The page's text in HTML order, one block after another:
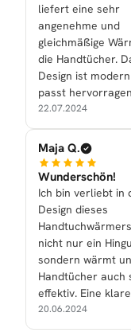
liefert eine sehr
angenehme und
gleichmäßige
die Handtücher.
Design ist
passt
bin begeistert!
22.07.2024
Maja Q.
Wunderschön!
Ich bin verliebt in
Design dieses
nicht nur ein
sondern wärmt
Handtücher auch
effektiv. Eine klare
Empfehlung!
20.06.2024